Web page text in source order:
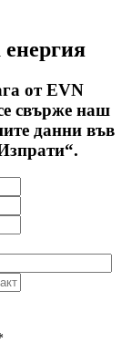
енергия
от EVN
свърже наш
данни във